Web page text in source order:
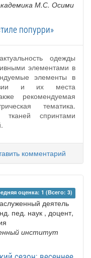
М.С. Осими
попурри»
одежды
элементами в
элементы в
и их места
рекомендуемая
тематика.
тканей спринтами
комментарий
оценка: 1 (Всего: 3)
деятель
пед. наук , доцент,
институт